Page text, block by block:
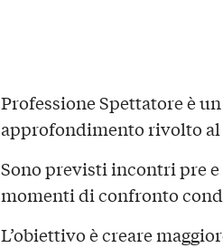
Professione Spettatore è
approfondimento rivolto
Sono previsti incontri pre
momenti di confronto
L’obiettivo è creare